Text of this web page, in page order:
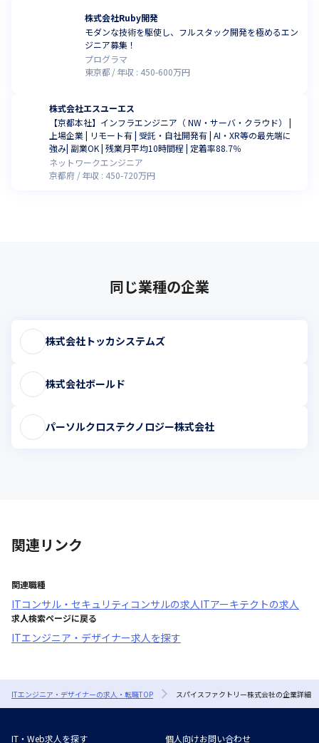
株式会社Ruby開発
モダンな技術を駆使し、フルスタック開発を極めるエン
ジニア募集！
プログラマ
東京都
年収 : 450-600万円
株式会社エスユーエス
【京都本社】インフラエンジニア（ NW・サーバ・クラウド） |
上場企業 | リモート有 | 受託・自社開発有 | AI・XR等の最先端に
強み| 副業OK | 残業月平均10時間程 | 定着率88.7％
ネットワークエンジニア
京都府
年収 : 450-720万円
同じ業種の企業
株式会社トッカシステムズ
株式会社ボールド
パーソルクロステクノロジー株式会社
関連リンク
関連職種
ITコンサル・セキュリティコンサルの求人 ITアーキテクトの求人
求人検索ページに戻る
ITエンジニア・デザイナー求人を探す
ITエンジニア・デザイナーの求人・転職TOP スパイスファクトリー株式会社の企業詳細
IT・Web求人を探す 個人向けお問い合わせ